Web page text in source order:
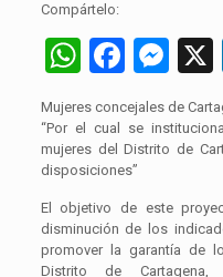
Compártelo:
Mujeres concejales de
“Por el cual se
mujeres del Distrito de
disposiciones”
El objetivo de este
disminución de los
promover la garantía de
Distrito de